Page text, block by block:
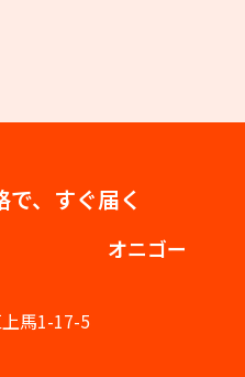
で、すぐ届く
オニゴー
馬1-17-5